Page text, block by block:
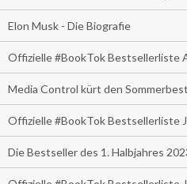
Elon Musk - Die Biografie
Offizielle #BookTok Bestsellerliste
Media Control kürt den
Offizielle #BookTok Bestsellerliste
Die Bestseller des 1. Halbjahres